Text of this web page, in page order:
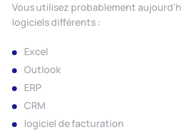
Vous utilisez probablement
logiciels différents :
Excel
Outlook
ERP
CRM
logiciel de facturation